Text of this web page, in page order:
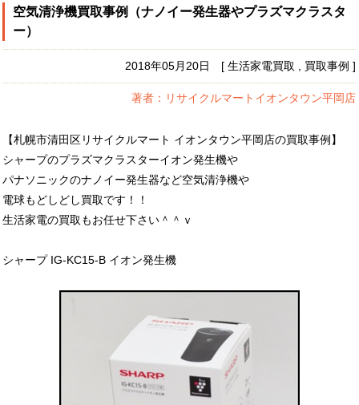
空気清浄機買取事例（ナノイー発生器やプラズマクラスタ
ー）
2018年05月20日 [ 生活家電買取 , 買取事例 ]
著者：リサイクルマートイオンタウン平岡店
【札幌市清田区リサイクルマート イオンタウン平岡店の買取事例】
シャープのプラズマクラスターイオン発生機や
パナソニックのナノイー発生器など空気清浄機や
電球もどしどし買取です！！
生活家電の買取もお任せ下さい＾＾ｖ
シャープ IG-KC15-B イオン発生機